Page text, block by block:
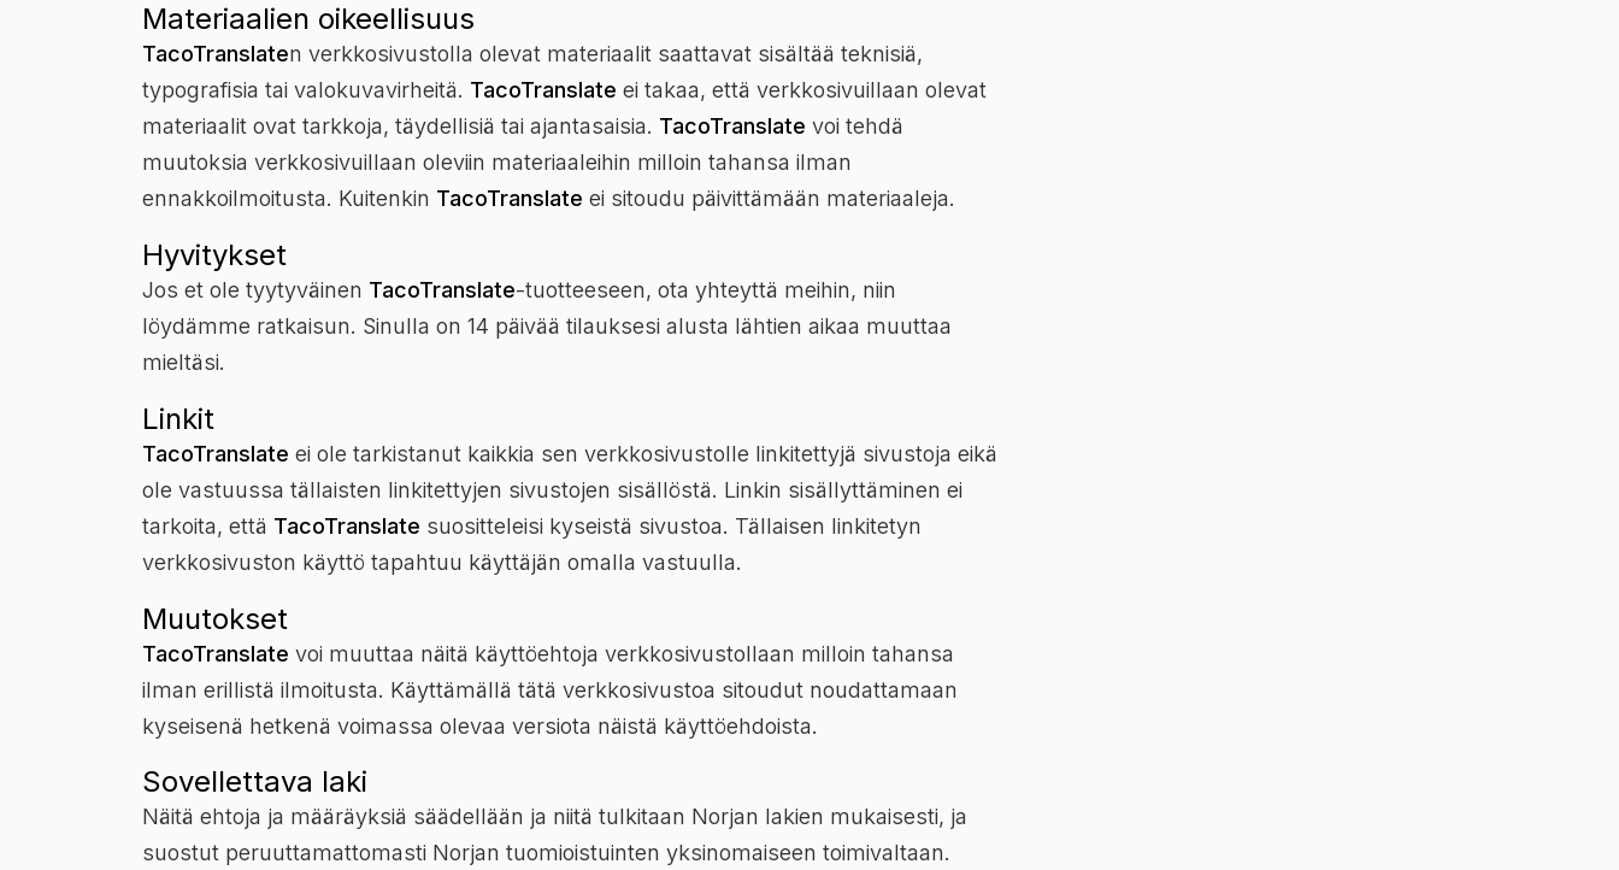
Materiaalien oikeellisuus
TacoTranslaten verkkosivustolla olevat materiaalit saattavat sisältää teknisiä,
typografisia tai valokuvavirheitä. TacoTranslate ei takaa, että verkkosivuillaan olevat
materiaalit ovat tarkkoja, täydellisiä tai ajantasaisia. TacoTranslate voi tehdä
muutoksia verkkosivuillaan oleviin materiaaleihin milloin tahansa ilman
ennakkoilmoitusta. Kuitenkin TacoTranslate ei sitoudu päivittämään materiaaleja.
Hyvitykset
Jos et ole tyytyväinen TacoTranslate-tuotteeseen, ota yhteyttä meihin, niin
löydämme ratkaisun. Sinulla on 14 päivää tilauksesi alusta lähtien aikaa muuttaa
mieltäsi.
Linkit
TacoTranslate ei ole tarkistanut kaikkia sen verkkosivustolle linkitettyjä sivustoja eikä
ole vastuussa tällaisten linkitettyjen sivustojen sisällöstä. Linkin sisällyttäminen ei
tarkoita, että TacoTranslate suositteleisi kyseistä sivustoa. Tällaisen linkitetyn
verkkosivuston käyttö tapahtuu käyttäjän omalla vastuulla.
Muutokset
TacoTranslate voi muuttaa näitä käyttöehtoja verkkosivustollaan milloin tahansa
ilman erillistä ilmoitusta. Käyttämällä tätä verkkosivustoa sitoudut noudattamaan
kyseisenä hetkenä voimassa olevaa versiota näistä käyttöehdoista.
Sovellettava laki
Näitä ehtoja ja määräyksiä säädellään ja niitä tulkitaan Norjan lakien mukaisesti, ja
suostut peruuttamattomasti Norjan tuomioistuinten yksinomaiseen toimivaltaan.